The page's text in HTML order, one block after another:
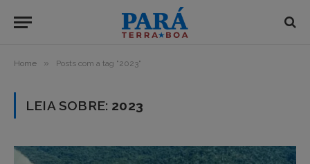
Home » Posts com a tag "2023"
LEIA SOBRE: 2023